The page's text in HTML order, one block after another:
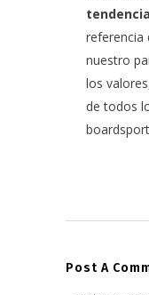
referencia
nuestro
los
de todos
Post A